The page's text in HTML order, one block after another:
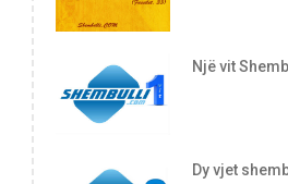
Një vit
Dy vjet